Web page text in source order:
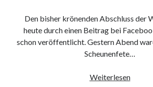
Den bisher krönenden Abschluss der
heute durch einen Beitrag bei
schon veröffentlicht. Gestern Abend
Scheunenfete…
Weiterlesen